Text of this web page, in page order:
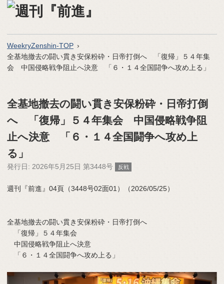
WeekryZenshin-TOP
全基地撤去の闘い貫き安保粉砕・日帝打倒へ 「復帰」５４年集
会 中国侵略戦争阻止へ決意 「６・１４全国闘争へ攻め上る」
全基地撤去の闘い貫き安保粉砕・日帝打倒
へ 「復帰」５４年集会 中国侵略戦争阻
止へ決意 「６・１４全国闘争へ攻め上
る」
発行日: 2026年5月25日 第3448号 反戦
週刊『前進』04頁（3448号02面01）（2026/05/25）
全基地撤去の闘い貫き安保粉砕・日帝打倒へ
「復帰」５４年集会
中国侵略戦争阻止へ決意
「６・１４全国闘争へ攻め上る」